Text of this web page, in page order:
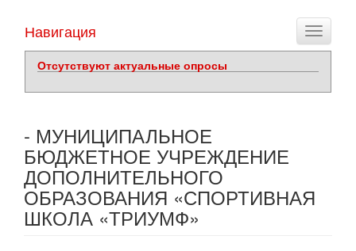
Toggle
Навигация
Отсутствуют актуальные опросы
- МУНИЦИПАЛЬНОЕ
БЮДЖЕТНОЕ УЧРЕЖДЕНИЕ
ДОПОЛНИТЕЛЬНОГО
ОБРАЗОВАНИЯ «СПОРТИВНАЯ
ШКОЛА «ТРИУМФ»